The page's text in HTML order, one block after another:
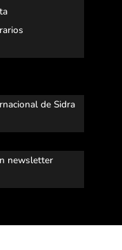
de Sidra
newsletter